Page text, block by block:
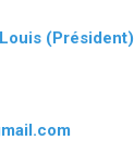
(Président)